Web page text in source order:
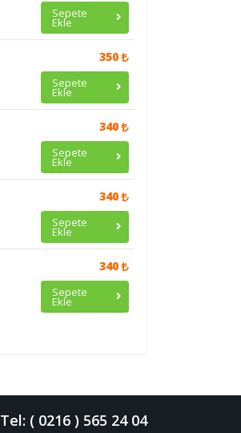
Sepete
Ekle
350
Sepete
Ekle
340
Sepete
Ekle
340
Sepete
Ekle
340
Sepete
Ekle
Tel: ( 0216 ) 565 24 04